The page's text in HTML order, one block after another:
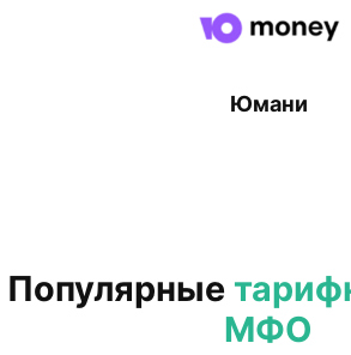
Юмани
Популярные
МФО